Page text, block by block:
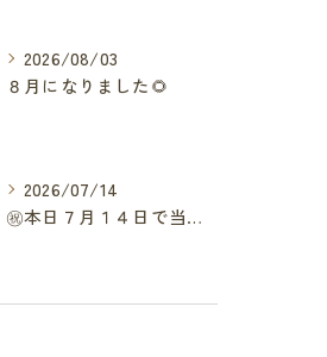
2026/08/03
８月になりました🌻
2026/07/14
㊗️本日７月１４日で当院は開院１８周年となりました🎉